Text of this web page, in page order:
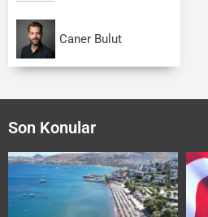
Caner Bulut
Son Konular